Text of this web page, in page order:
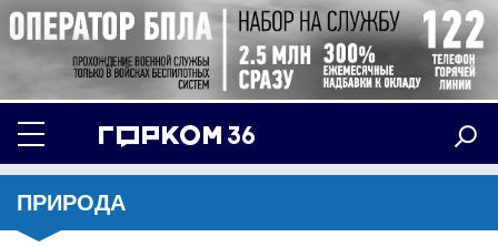
ПРИРОДА